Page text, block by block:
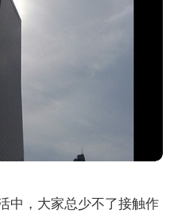
中，大家总少不了接触作